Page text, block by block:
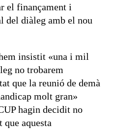
el finançament i
del diàleg amb el nou
insistit «una i mil
no trobarem
que la reunió de demà
molt gran»
hagin decidit no
aquesta